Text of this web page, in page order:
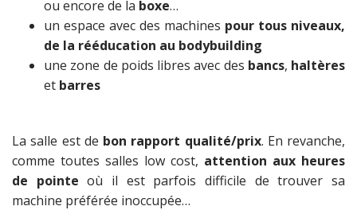
ou encore de la boxe…
un espace avec des machines pour tous niveaux,
de la rééducation au bodybuilding
une zone de poids libres avec des bancs, haltères
et barres
La salle est de bon rapport qualité/prix. En revanche,
comme toutes salles low cost, attention aux heures
de pointeoù il est parfois difficile de trouver sa
machine préférée inoccupée…